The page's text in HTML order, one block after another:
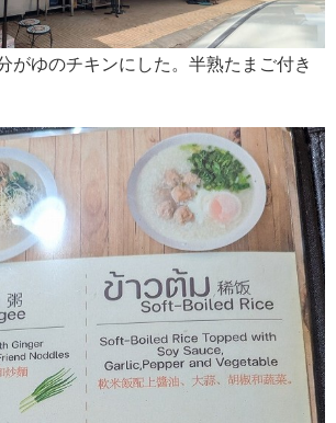
がゆのチキンにした。半熟たまご付き